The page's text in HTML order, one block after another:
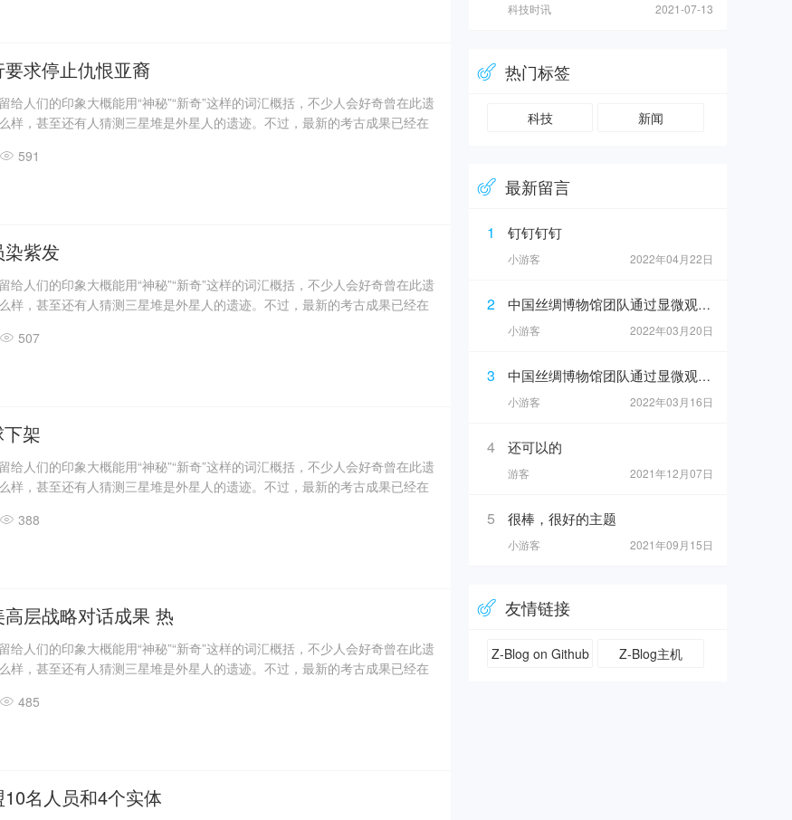
、玉石器等重要文物500余件。
求停止仇恨亚裔
给人们的印象大概能用“神秘”“新奇”这样的词汇概括，不少人会好奇曾在此遗
样，甚至还有人猜测三星堆是外星人的遗迹。不过，最新的考古成果已经在
世界的三星堆出土文物只是来自1、2号“祭祀坑”。2019年11月至2020年5
、玉石器等重要文物500余件。
591
染紫发
给人们的印象大概能用“神秘”“新奇”这样的词汇概括，不少人会好奇曾在此遗
样，甚至还有人猜测三星堆是外星人的遗迹。不过，最新的考古成果已经在
世界的三星堆出土文物只是来自1、2号“祭祀坑”。2019年11月至2020年5
、玉石器等重要文物500余件。
507
架
给人们的印象大概能用“神秘”“新奇”这样的词汇概括，不少人会好奇曾在此遗
样，甚至还有人猜测三星堆是外星人的遗迹。不过，最新的考古成果已经在
世界的三星堆出土文物只是来自1、2号“祭祀坑”。2019年11月至2020年5
、玉石器等重要文物500余件。
388
层战略对话成果 热
给人们的印象大概能用“神秘”“新奇”这样的词汇概括，不少人会好奇曾在此遗
样，甚至还有人猜测三星堆是外星人的遗迹。不过，最新的考古成果已经在
世界的三星堆出土文物只是来自1、2号“祭祀坑”。2019年11月至2020年5
、玉石器等重要文物500余件。
485
名人员和4个实体
科技时讯 2021-07-13
热门标签
科技 新闻
最新留言
1 钉钉钉钉
小游客 2022年04月22日
2 中国丝绸博物馆团队通过显微观察在4号坑灰烬中发现纺织品痕迹
小游客 2022年03月20日
3 中国丝绸博物馆团队通过显微观察在4号坑灰烬中发现纺织品痕迹
小游客 2022年03月16日
4 还可以的
游客 2021年12月07日
5 很棒，很好的主题
小游客 2021年09月15日
友情链接
Z-Blog on Github Z-Blog主机